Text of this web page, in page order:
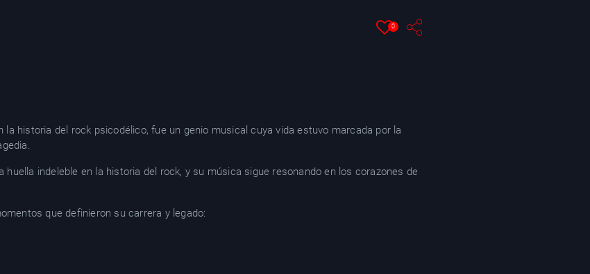
0
la historia del rock psicodélico, fue un genio musical cuya vida estuvo marcada por la
huella indeleble en la historia del rock, y su música sigue resonando en los corazones de
que definieron su carrera y legado: